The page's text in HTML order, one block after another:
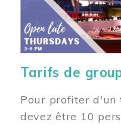
Tarifs de
Pour profiter d'un
devez être 10